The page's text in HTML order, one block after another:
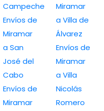
Campeche
Envíos de
Miramar
a San
José del
Cabo
Envíos de
Miramar
Miramar
a Villa de
Álvarez
Envíos de
Miramar
a Villa
Nicolás
Romero